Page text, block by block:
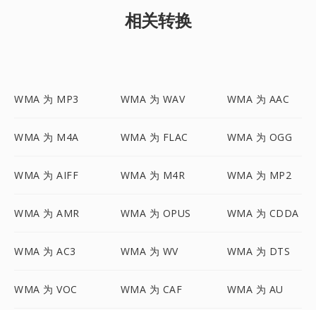
相关转换
WMA 为 MP3 WMA 为 WAV WMA 为 AAC
WMA 为 M4A WMA 为 FLAC WMA 为 OGG
WMA 为 AIFF WMA 为 M4R WMA 为 MP2
WMA 为 AMR WMA 为 OPUS WMA 为 CDDA
WMA 为 AC3 WMA 为 WV WMA 为 DTS
WMA 为 VOC WMA 为 CAF WMA 为 AU